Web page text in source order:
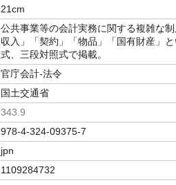
21cm
公共事業等の会計実務に関する複雑な
収入」「契約」「物品」「国有財産」
式、三段対照式で掲載。
官庁会計-法令
国土交通省
343.9
978-4-324-09375-7
jpn
1109284732